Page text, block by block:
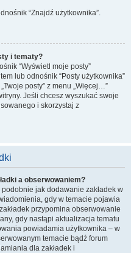
“Znajdź użytkownika”.
i tematy?
“Wyświetl moje posty”
lub odnośnik “Posty użytkownika”
posty” z menu „Więcej…”
Jeśli chcesz wyszukać swoje
i skorzystaj z
a obserwowaniem?
jak dodawanie zakładek w
gdy w temacie pojawia
przypomina obserwowanie
gdy nastąpi aktualizacja tematu
powiadamia użytkownika – w
temacie bądź forum
dla zakładek i